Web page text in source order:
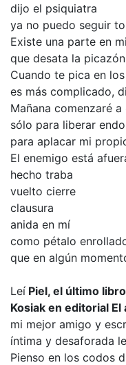
dijo el psiquiatra
ya no puedo seguir
Existe una parte en
que desata la
Cuando te pica en
es más complicado,
Mañana comenzaré a
sólo para liberar
para aplacar mi
El enemigo está
hecho traba
vuelto cierre
clausura
anida en mí
como pétalo
que en algún
Leí Piel, el último
Kosiak en editorial El
mi mejor amigo y
íntima y desaforada
Pienso en los codos